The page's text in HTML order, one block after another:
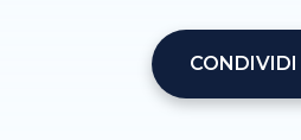
CONDIVIDI